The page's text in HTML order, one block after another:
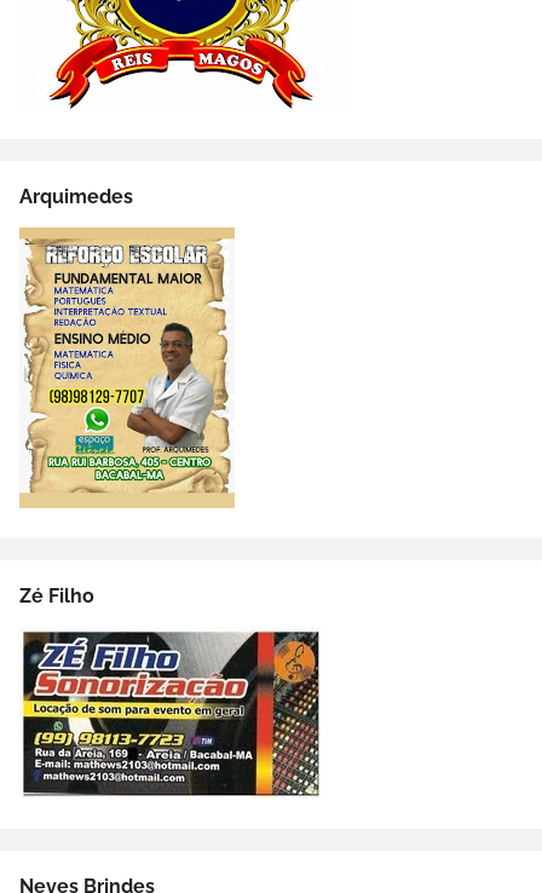
Arquimedes
Zé Filho
Neves Brindes